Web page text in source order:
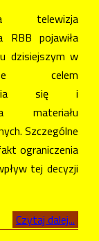
telewizja
RBB pojawiła
dzisiejszym w
celem
się i
materiału
Szczególne
ograniczenia
tej decyzji
Czytaj dalej...